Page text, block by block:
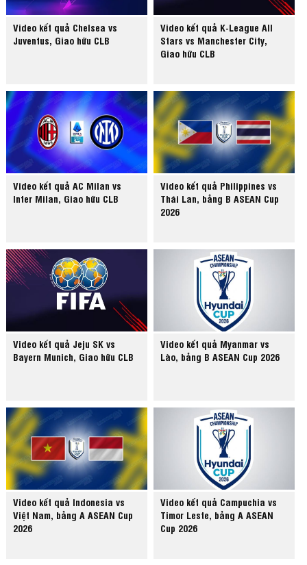
Video kết quả Chelsea vs
Juventus, Giao hữu CLB
Video kết quả K-League All
Stars vs Manchester City,
Giao hữu CLB
Video kết quả AC Milan vs
Inter Milan, Giao hữu CLB
Video kết quả Philippines vs
Thái Lan, bảng B ASEAN Cup
2026
Video kết quả Jeju SK vs
Bayern Munich, Giao hữu CLB
Video kết quả Myanmar vs
Lào, bảng B ASEAN Cup 2026
Video kết quả Indonesia vs
Việt Nam, bảng A ASEAN Cup
2026
Video kết quả Campuchia vs
Timor Leste, bảng A ASEAN
Cup 2026